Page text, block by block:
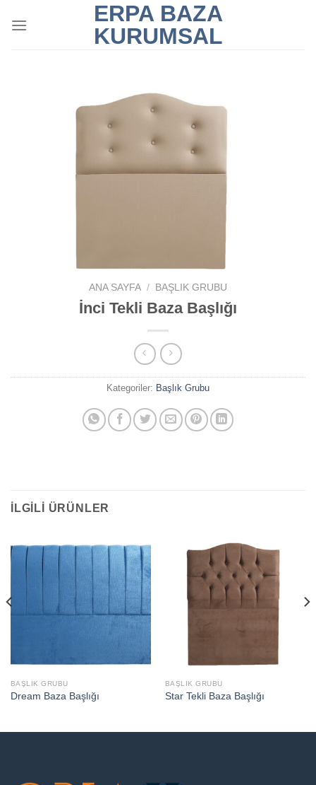
atla
ERPA BAZA
KURUMSAL
ANA SAYFA / BAŞLIK GRUBU
İnci Tekli Baza Başlığı
Kategoriler: Başlık Grubu
İLGILI ÜRÜNLER
BAŞLIK GRUBU
Dream Baza Başlığı
BAŞLIK GRUBU
Star Tekli Baza Başlığı